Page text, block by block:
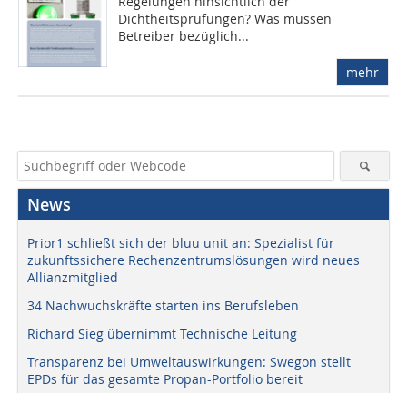
Dichtheitsprüfungen? Was müssen
Betreiber bezüglich...
mehr
News
Prior1 schließt sich der bluu unit an: Spezialist für
zukunftssichere Rechenzentrumslösungen wird neues
Allianzmitglied
34 Nachwuchskräfte starten ins Berufsleben
Richard Sieg übernimmt Technische Leitung
Transparenz bei Umweltauswirkungen: Swegon stellt
EPDs für das gesamte Propan-Portfolio bereit